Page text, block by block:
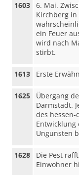
1603
6. Mai.
Kirchberg in
ein Feuer
wird nach
stirbt.
1613 Erste
1625
Übergang
Darmstadt.
des hessen-
Ungunsten
1628
Die Pest
Einwohner